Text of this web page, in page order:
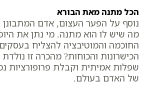
הכל מתנה מאת הבורא
נוסף על הפער העצום, אדם
מה שיש לו הוא מתנה. מי נתן את
החוכמה והמוטיבציה להצליח
הכישרונות והכוחות? מהכרה זו
שפלות אמיתית וקבלת פרופורציות
של האדם בעולם.